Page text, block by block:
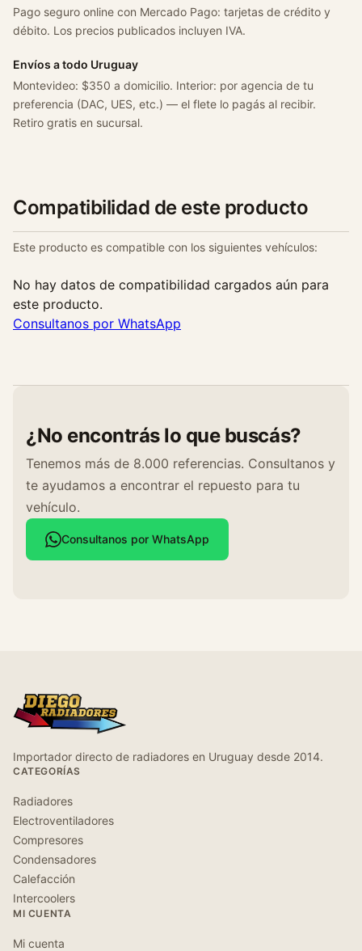
0
9
a
n
t
i
Pago seguro online con Mercado Pago: tarjetas de crédito y
débito. Los precios publicados incluyen IVA.
Envíos a todo Uruguay
Montevideo: $350 a domicilio. Interior: por agencia de tu
preferencia (DAC, UES, etc.) — el flete lo pagás al recibir.
Retiro gratis en sucursal.
Compatibilidad de este producto
Este producto es compatible con los siguientes vehículos:
No hay datos de compatibilidad cargados aún para
este producto.
Consultanos por WhatsApp
¿No encontrás lo que buscás?
Tenemos más de 8.000 referencias. Consultanos y
te ayudamos a encontrar el repuesto para tu
vehículo.
Consultanos por WhatsApp
Importador directo de radiadores en Uruguay desde 2014.
CATEGORÍAS
Radiadores
Electroventiladores
Compresores
Condensadores
Calefacción
Intercoolers
MI CUENTA
Mi cuenta